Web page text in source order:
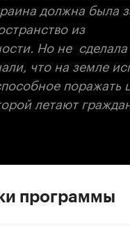
должна была
из
Но не сделала
что на земле
поражать
летают
программы